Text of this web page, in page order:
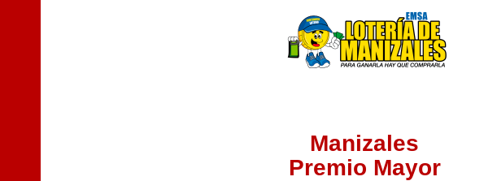
Manizales
Premio Mayor